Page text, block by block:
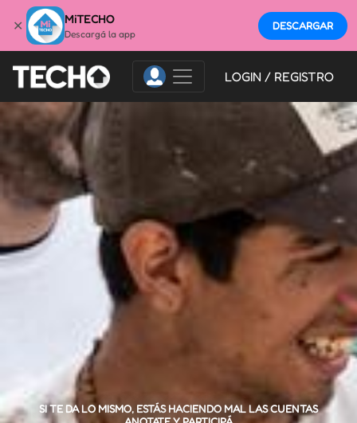
✕ MiTECHO
Descargá la app
DESCARGAR
LOGIN / REGISTRO
SI TE DA LO MISMO, ESTÁS HACIENDO MAL LAS CUENTAS